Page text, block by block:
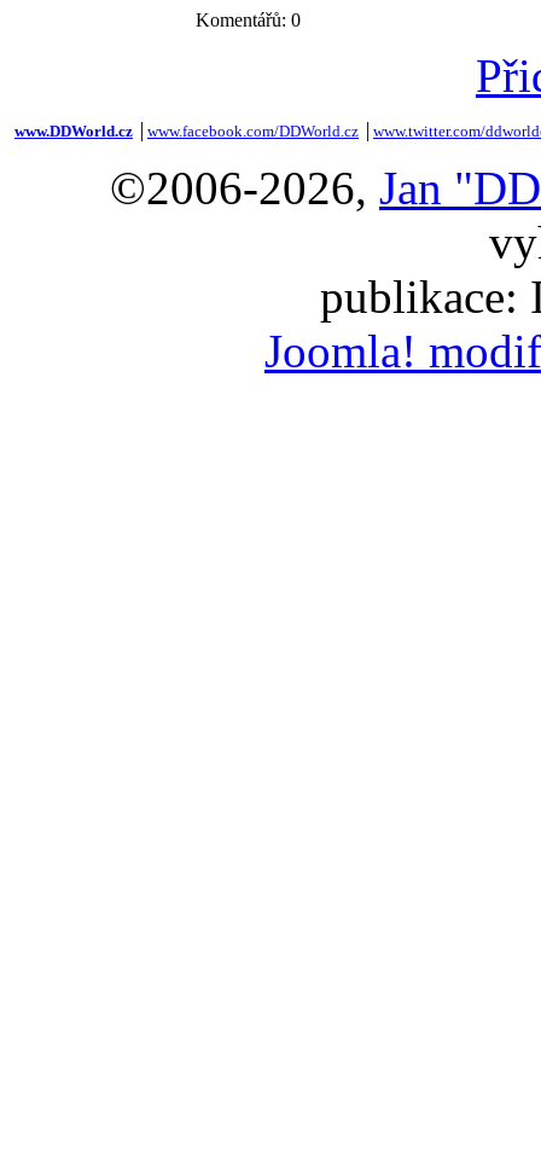
Komentářů: 0
www.DDWorld.cz www.facebook.com/DDWorld.cz www.twitter.com/
©2006-2026, Jan
publikace:
Joomla!